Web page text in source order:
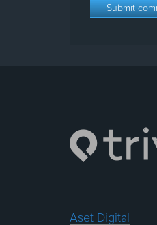
Aset Digital